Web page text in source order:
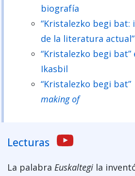
biografía
“Kristalezko begi bat:
de la literatura actual”
“Kristalezko begi bat”
Ikasbil
“Kristalezko begi bat”
making of
Lecturas
La palabra Euskaltegi la